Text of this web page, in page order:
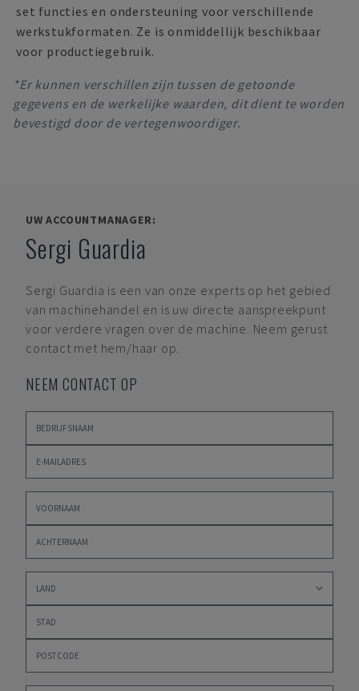
set functies en ondersteuning voor verschillende
werkstukformaten. Ze is onmiddellijk beschikbaar
voor productiegebruik.
*Er kunnen verschillen zijn tussen de getoonde
gegevens en de werkelijke waarden, dit dient te worden
bevestigd door de vertegenwoordiger.
UW ACCOUNTMANAGER:
Sergi Guardia
Sergi Guardia is een van onze experts op het gebied
van machinehandel en is uw directe aanspreekpunt
voor verdere vragen over de machine. Neem gerust
contact met hem/haar op.
NEEM CONTACT OP